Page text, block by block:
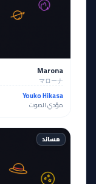
Marona
マローナ
Youko Hikasa
مؤدي الصوت
مساند